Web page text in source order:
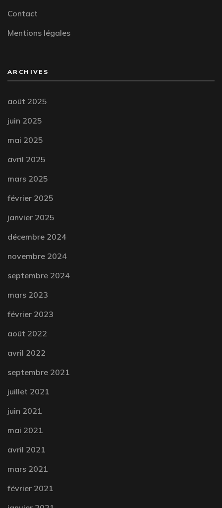
Contact
Mentions légales
ARCHIVES
août 2025
juin 2025
mai 2025
avril 2025
mars 2025
février 2025
janvier 2025
décembre 2024
novembre 2024
septembre 2024
mars 2023
février 2023
août 2022
avril 2022
septembre 2021
juillet 2021
juin 2021
mai 2021
avril 2021
mars 2021
février 2021